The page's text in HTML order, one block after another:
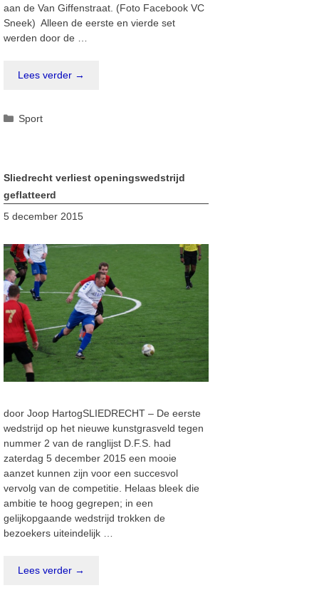
aan de Van Giffenstraat. (Foto Facebook VC
Sneek) Alleen de eerste en vierde set
werden door de …
Lees verder →
Categorieën
Sport
Sliedrecht verliest openingswedstrijd
geflatteerd
5 december 2015
door Joop HartogSLIEDRECHT – De eerste
wedstrijd op het nieuwe kunstgrasveld tegen
nummer 2 van de ranglijst D.F.S. had
zaterdag 5 december 2015 een mooie
aanzet kunnen zijn voor een succesvol
vervolg van de competitie. Helaas bleek die
ambitie te hoog gegrepen; in een
gelijkopgaande wedstrijd trokken de
bezoekers uiteindelijk …
Lees verder →